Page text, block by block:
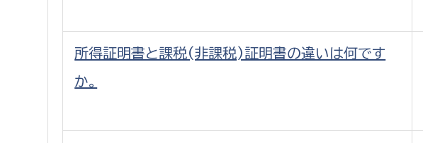
所得証明書と課税(非課税)証明書の違いは何です
か。